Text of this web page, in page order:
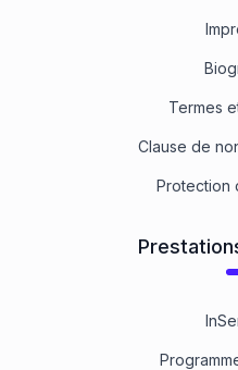
Termes
Clause de
Protection